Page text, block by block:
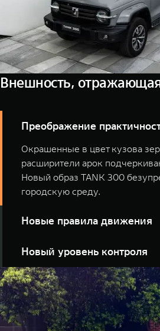
Внешность,
Преображение
Окрашенные в цвет кузова
расширители арок
Новый образ TANK 300
городскую среду.
Новые правила движения
установлены диски
дизайна.
Новый уровень контроля
Новое рулевое колесо с
превращает любое